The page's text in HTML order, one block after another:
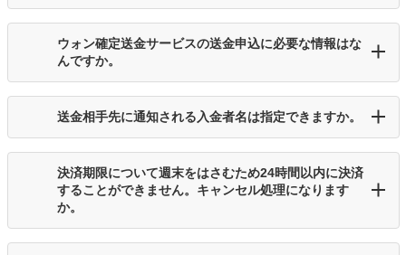
ウォン確定送金サービスの送金申込に必要な情報はな
んですか。
送金相手先に通知される入金者名は指定できますか。
決済期限について週末をはさむため24時間以内に決済
することができません。キャンセル処理になります
か。